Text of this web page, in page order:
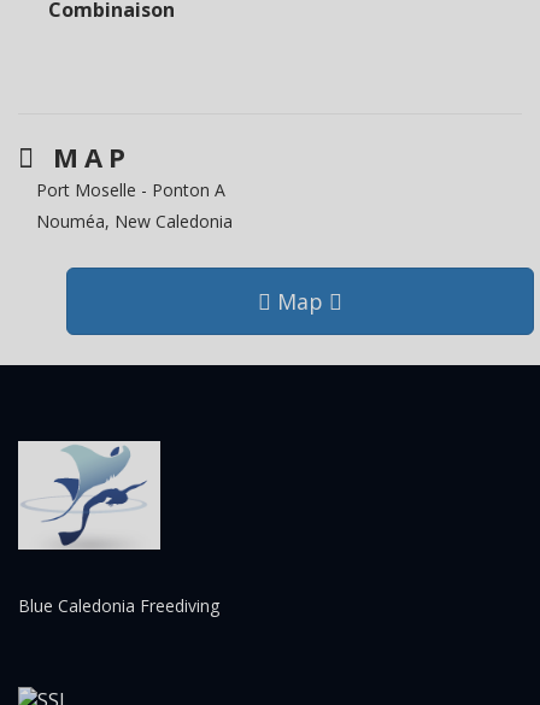
Combinaison
MAP
Port Moselle - Ponton A
Nouméa, New Caledonia
Map
Blue Caledonia Freediving